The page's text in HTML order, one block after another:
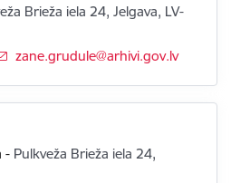
Brieža iela 24, Jelgava, LV-
E-pasts:
zane.grudule@arhivi.gov.lv
- Pulkveža Brieža iela 24,